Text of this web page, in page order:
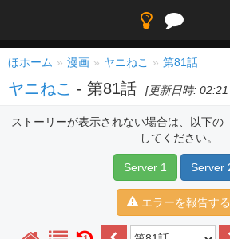
ほホーム 漫画 ヤニねこ 第81話
ヤニねこ - 第81話 [更新日時:
ストーリーが表示されない場合は、以下の
してください。
Server 1 Server
エラーを報告する